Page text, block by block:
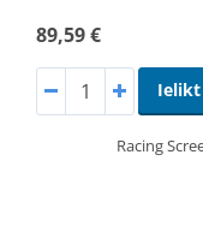
89,59 €
Ielikt
Racing